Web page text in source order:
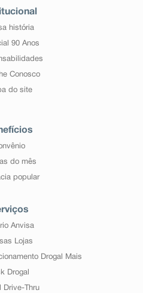
história
90 Anos
Conosco
do site
do mês
popular
Anvisa
Lojas
Drogal Mais
Drogal
Drive-Thru